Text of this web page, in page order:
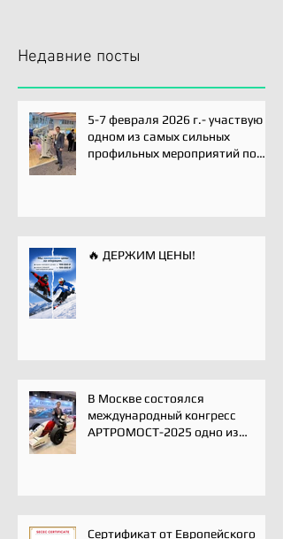
Недавние посты
5-7 февраля 2026 г.- участвую
одном из самых сильных
профильных мероприятий по
🔥 ДЕРЖИМ ЦЕНЫ!
В Москве состоялся
международный конгресс
АРТРОМОСТ-2025 одно из
реабилитации
Сертификат от Европейского